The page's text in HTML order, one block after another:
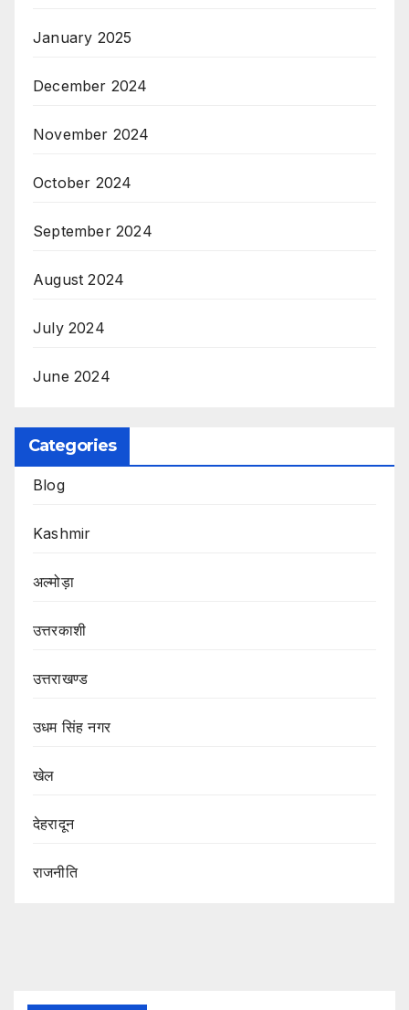
January 2025
December 2024
November 2024
October 2024
September 2024
August 2024
July 2024
June 2024
Categories
Blog
Kashmir
अल्मोड़ा
उत्तरकाशी
उत्तराखण्ड
उधम सिंह नगर
खेल
देहरादून
राजनीति